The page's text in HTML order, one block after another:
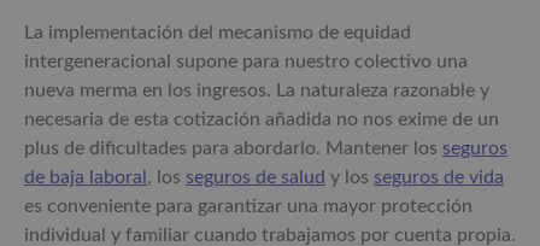
La implementación del mecanismo de equidad
intergeneracional supone para nuestro colectivo una
nueva merma en los ingresos. La naturaleza razonable y
necesaria de esta cotización añadida no nos exime de un
plus de dificultades para abordarlo. Mantener los seguros
de baja laboral , los seguros de salud y los seguros de vida
es conveniente para garantizar una mayor protección
individual y familiar cuando trabajamos por cuenta propia.